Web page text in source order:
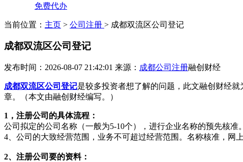
免费代办
当前位置： 主页 > 公司注册 > 成都双流区公司登记
成都双流区公司登记
发布时间：2026-08-07 21:42:01 来源： 成都公司注册融创财经
成都双流区公司登记是较多投资者想了解的问题，此文融创财经
章。（本文由融创财经编写。）
1，注册公司的具体流程：
公司拟定的公司名称（一般为5-10个），进行企业名称的预先核
4、公司的大致经营范围，业务不可超过经营范围。名称核准，网
2、注册公司要的资料：